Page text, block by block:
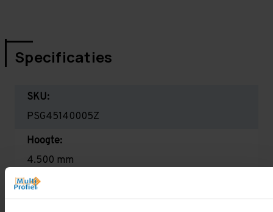
Specificaties
SKU:
PSG45140005Z
Hoogte:
4.500 mm
Diepte: